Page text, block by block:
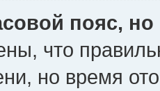
пояс,
что
но время